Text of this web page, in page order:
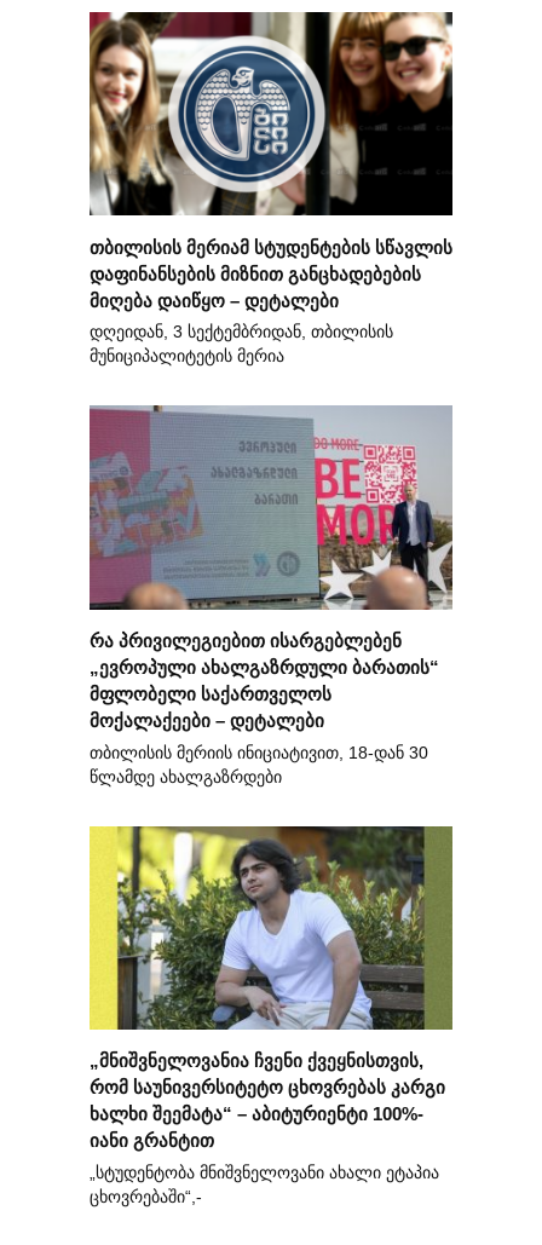
თბილისის მერიამ სტუდენტების სწავლის
დაფინანსების მიზნით განცხადებების
მიღება დაიწყო – დეტალები
დღეიდან, 3 სექტემბრიდან, თბილისის
მუნიციპალიტეტის მერია
რა პრივილეგიებით ისარგებლებენ
„ევროპული ახალგაზრდული ბარათის“
მფლობელი საქართველოს
მოქალაქეები – დეტალები
თბილისის მერიის ინიციატივით, 18-დან 30
წლამდე ახალგაზრდები
„მნიშვნელოვანია ჩვენი ქვეყნისთვის,
რომ საუნივერსიტეტო ცხოვრებას კარგი
ხალხი შეემატა“ – აბიტურიენტი 100%-
იანი გრანტით
„სტუდენტობა მნიშვნელოვანი ახალი ეტაპია
ცხოვრებაში“,-